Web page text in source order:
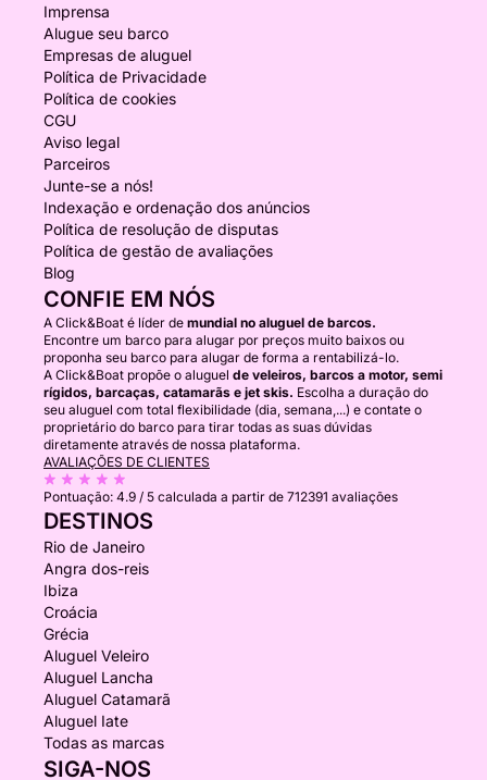
Imprensa
Alugue seu barco
Empresas de aluguel
Política de Privacidade
Política de cookies
CGU
Aviso legal
Parceiros
Junte-se a nós!
Indexação e ordenação dos anúncios
Política de resolução de disputas
Política de gestão de avaliações
Blog
CONFIE EM NÓS
A Click&Boat é líder de mundial no aluguel de barcos.
Encontre um barco para alugar por preços muito baixos ou
proponha seu barco para alugar de forma a rentabilizá-lo.
A Click&Boat propõe o aluguel de veleiros, barcos a motor, semi
rígidos, barcaças, catamarãs e jet skis. Escolha a duração do
seu aluguel com total flexibilidade (dia, semana,...) e contate o
proprietário do barco para tirar todas as suas dúvidas
diretamente através de nossa plataforma.
AVALIAÇÕES DE CLIENTES
Pontuação: 4.9 / 5 calculada a partir de 712391 avaliações
DESTINOS
Rio de Janeiro
Angra dos-reis
Ibiza
Croácia
Grécia
Aluguel Veleiro
Aluguel Lancha
Aluguel Catamarã
Aluguel Iate
Todas as marcas
SIGA-NOS